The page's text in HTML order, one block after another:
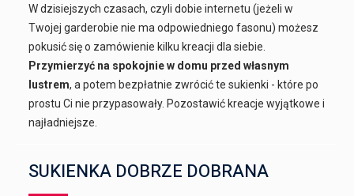
W dzisiejszych czasach, czyli dobie internetu (jeżeli w
Twojej garderobie nie ma odpowiedniego fasonu) możesz
pokusić się o zamówienie kilku kreacji dla siebie.
Przymierzyć na spokojnie w domu przed własnym
lustrem, a potem bezpłatnie zwrócić te sukienki - które po
prostu Ci nie przypasowały. Pozostawić kreacje wyjątkowe i
najładniejsze.
SUKIENKA DOBRZE DOBRANA